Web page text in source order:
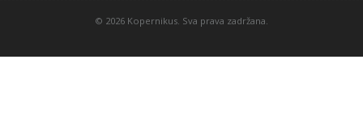
© 2026 Kopernikus. Sva prava zadržana.